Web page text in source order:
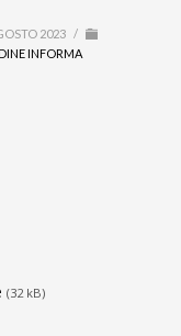
2023 /
INFORMA
(32 kB)